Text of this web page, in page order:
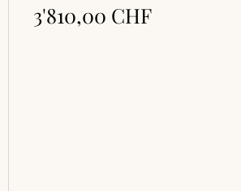
3'810,00 CHF